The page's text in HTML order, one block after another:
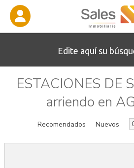
Edite aquí su
ESTACIONES DE
arriendo en
Recomendados Nuevos